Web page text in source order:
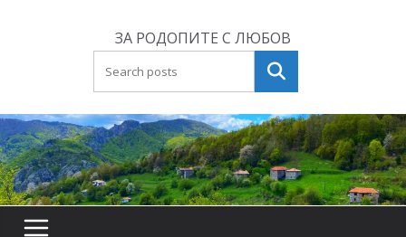
ЗА РОДОПИТЕ С ЛЮБОВ
Търсене